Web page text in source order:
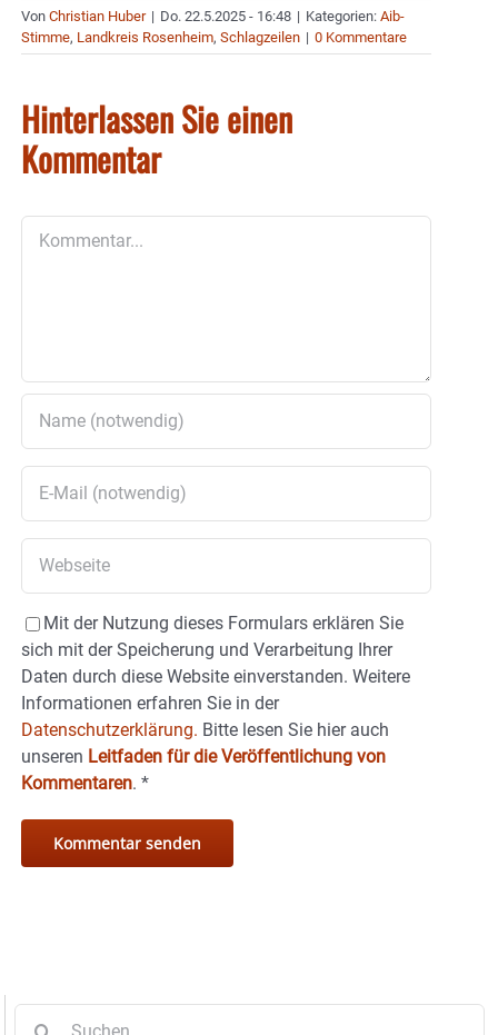
Von Christian Huber | Do. 22.5.2025 - 16:48 | Kategorien: Aib-
Stimme, Landkreis Rosenheim, Schlagzeilen | 0 Kommentare
Hinterlassen Sie einen
Kommentar
Mit der Nutzung dieses Formulars erklären Sie
sich mit der Speicherung und Verarbeitung Ihrer
Daten durch diese Website einverstanden. Weitere
Informationen erfahren Sie in der
Datenschutzerklärung. Bitte lesen Sie hier auch
unseren Leitfaden für die Veröffentlichung von
Kommentaren. *